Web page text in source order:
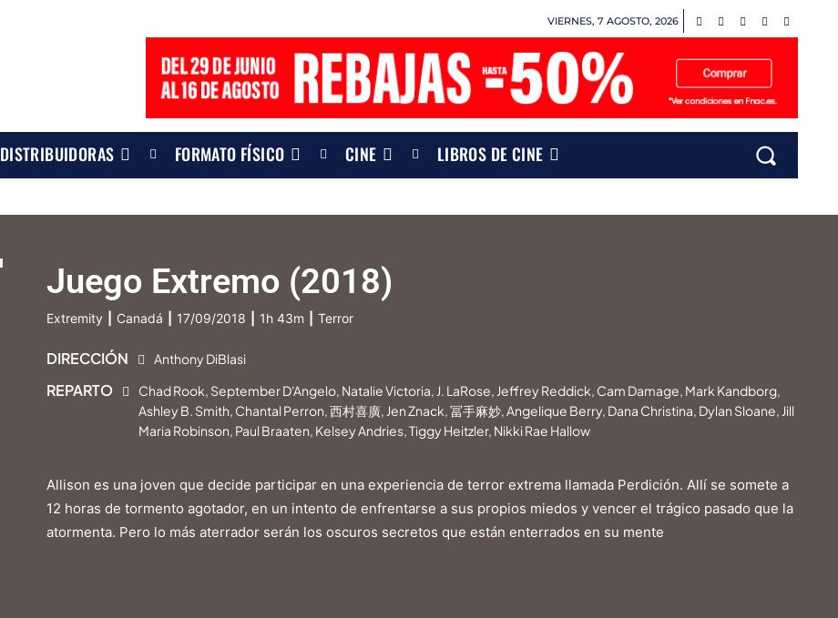
VIERNES, 7 AGOSTO, 2026
DISTRIBUIDORAS FORMATO FÍSICO CINE LIBROS DE CINE
Juego Extremo (2018)
Extremity Canadá 17/09/2018 1h 43m Terror
DIRECCIÓN Anthony DiBlasi
REPARTO
Chad Rook, September D'Angelo, Natalie Victoria, J. LaRose, Jeffrey Reddick, Cam Damage, Mark Kandborg,
Ashley B. Smith, Chantal Perron, 西村喜廣, Jen Znack, 冨手麻妙, Angelique Berry, Dana Christina, Dylan Sloane, Jill
Maria Robinson, Paul Braaten, Kelsey Andries, Tiggy Heitzler, Nikki Rae Hallow
Allison es una joven que decide participar en una experiencia de terror extrema llamada Perdición. Allí se somete a
12 horas de tormento agotador, en un intento de enfrentarse a sus propios miedos y vencer el trágico pasado que la
atormenta. Pero lo más aterrador serán los oscuros secretos que están enterrados en su mente